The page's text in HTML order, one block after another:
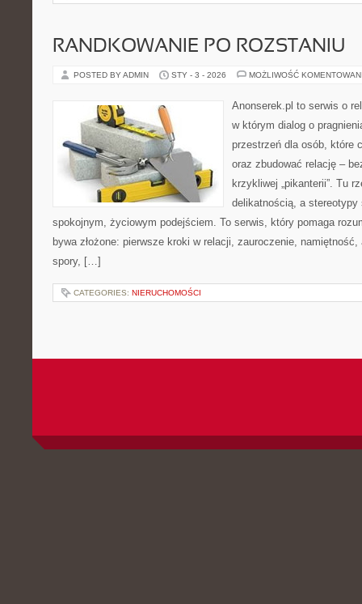
RANDKOWANIE PO ROZSTANIU
POSTED BY ADMIN STY - 3 - 2026 MOŻLIWOŚĆ
Anonserek.pl to serwis o
w którym dialog o
przestrzeń dla osób, które
oraz zbudować relację –
krzykliwej „pikanterii”. Tu
delikatnością, a stereotypy
spokojnym, życiowym podejściem. To serwis, który pomaga
bywa złożone: pierwsze kroki w relacji, zauroczenie,
spory, […]
CATEGORIES: NIERUCHOMOŚCI